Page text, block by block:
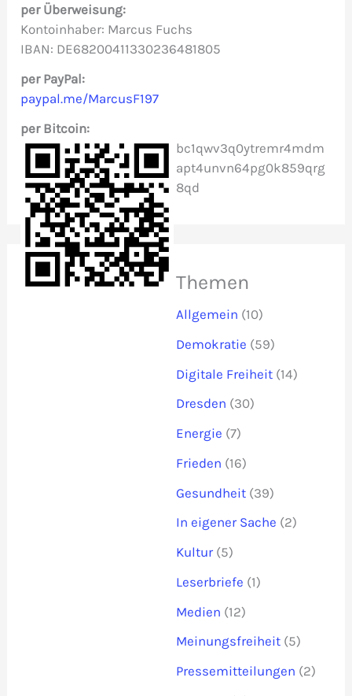
n
a
c
h
:
per Überweisung:
Kontoinhaber: Marcus Fuchs
IBAN: DE68200411330236481805
per PayPal:
paypal.me/MarcusF197
per Bitcoin:
bc1qwv3q0ytremr4mdm
apt4unvn64pg0k859qrg
8qd
Themen
Allgemein (10)
Demokratie (59)
Digitale Freiheit (14)
Dresden (30)
Energie (7)
Frieden (16)
Gesundheit (39)
In eigener Sache (2)
Kultur (5)
Leserbriefe (1)
Medien (12)
Meinungsfreiheit (5)
Pressemitteilungen (2)